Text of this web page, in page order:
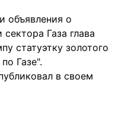
объявления о
Газа глава
статуэтку золотого
Газе".
в своем